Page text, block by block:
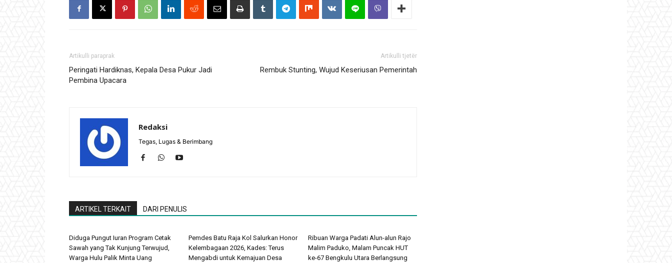
Artikulli paraprak
Peringati Hardiknas, Kepala Desa Pukur Jadi
Pembina Upacara
Artikulli tjetër
Rembuk Stunting, Wujud Keseriusan Pemerintah
Redaksi
Tegas, Lugas & Berimbang
ARTIKEL TERKAIT DARI PENULIS
Diduga Pungut Iuran Program Cetak
Sawah yang Tak Kunjung Terwujud,
Warga Hulu Palik Minta Uang
Pemdes Batu Raja Kol Salurkan Honor
Kelembagaan 2026, Kades: Terus
Mengabdi untuk Kemajuan Desa
Ribuan Warga Padati Alun-alun Rajo
Malim Paduko, Malam Puncak HUT
ke-67 Bengkulu Utara Berlangsung